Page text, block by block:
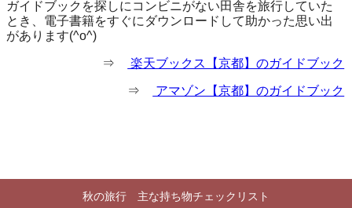
ガイドブックを探しにコンビニがない田舎を旅行していた
とき、電子書籍をすぐにダウンロードして助かった思い出
があります(^o^)
⇒ 楽天ブックス【京都】のガイドブック
⇒ アマゾン【京都】のガイドブック
秋の旅行 主な持ち物チェックリスト